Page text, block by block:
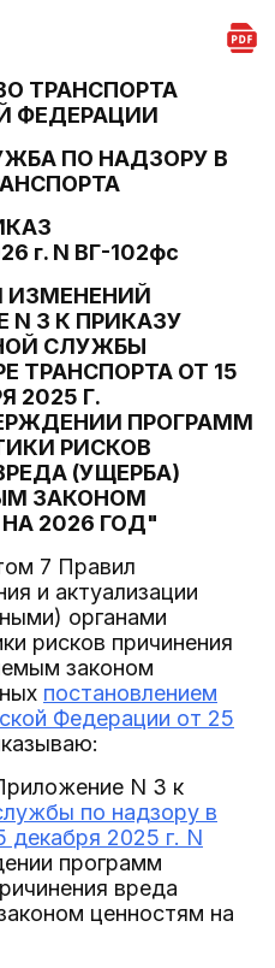
ТРАНСПОРТА
ФЕДЕРАЦИИ
ПО НАДЗОРУ В
г. N ВГ-102фс
ИЗМЕНЕНИЙ
3 К ПРИКАЗУ
СЛУЖБЫ
ТРАНСПОРТА ОТ 15
2025 Г.
ПРОГРАММ
РИСКОВ
(УЩЕРБА)
ЗАКОНОМ
2026 ГОД"
7 Правил
и актуализации
органами
рисков причинения
законом
постановлением
Федерации от 25
N 3 к
по надзору в
декабря 2025 г. N
программ
вреда
ценностям на